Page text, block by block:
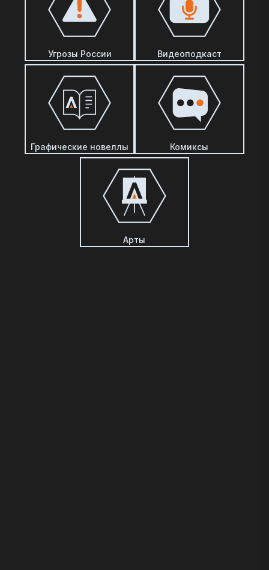
Угрозы России Видеоподкаст
Графические новеллы Комиксы
Арты